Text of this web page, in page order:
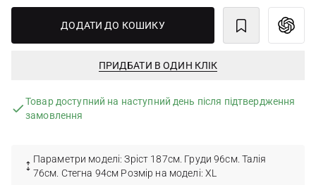
ДОДАТИ ДО КОШИКУ
ПРИДБАТИ В ОДИН КЛІК
Товар доступний на наступний день після підтвердження
замовлення
Параметри моделі: Зріст 187см. Груди 96см. Талія
76см. Стегна 94см Розмір на моделі: XL